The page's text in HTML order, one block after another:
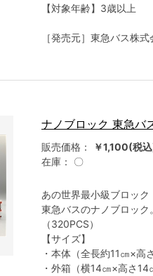
【対象年齢】3歳以上
［発売元］東急バス株
ナノブロック 東急バ
販売価格：
￥1,100(税
在庫：
〇
あの世界最小級ブロッ
東急バスのナノブロッ
（320PCS）
【サイズ】
・本体（全長約11㎝×
・外箱（横14㎝×高さ14